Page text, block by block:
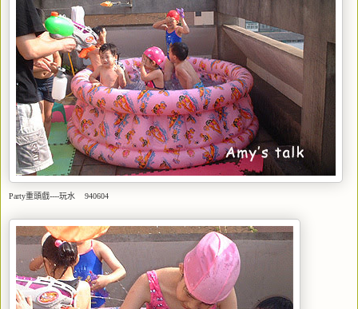
Party重頭戲----玩水 940604